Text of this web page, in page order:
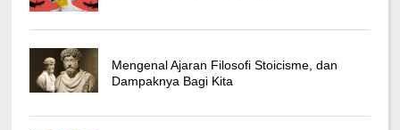
Mengenal Ajaran Filosofi Stoicisme, dan
Dampaknya Bagi Kita